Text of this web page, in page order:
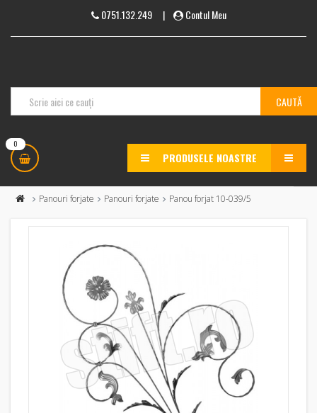
0751.132.249| Contul Meu
0
PRODUSELE NOASTRE MENU
Panouri forjate Panouri forjate Panou forjat 10-039/5